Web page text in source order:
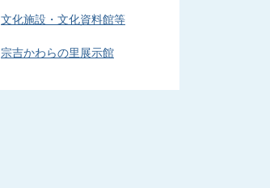
文化施設・文化資料館等
宗吉かわらの里展示館